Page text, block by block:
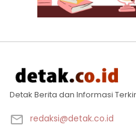
Detak Berita dan Informasi
redaksi@detak.co.id